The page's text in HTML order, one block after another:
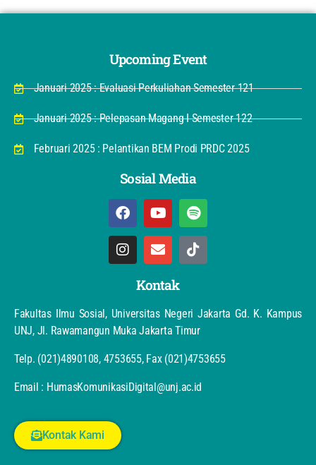
Upcoming Event
Januari 2025 : Evaluasi Perkuliahan Semester 121
Januari 2025 : Pelepasan Magang I Semester 122
Februari 2025 : Pelantikan BEM Prodi PRDC 2025
Sosial Media
Kontak
Fakultas Ilmu Sosial, Universitas Negeri Jakarta Gd. K. Kampus
UNJ, Jl. Rawamangun Muka Jakarta Timur
Telp. (021)4890108, 4753655, Fax (021)4753655
Email : HumasKomunikasiDigital@unj.ac.id
Kontak Kami